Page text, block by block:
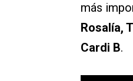
más
Rosalía,
Cardi B.